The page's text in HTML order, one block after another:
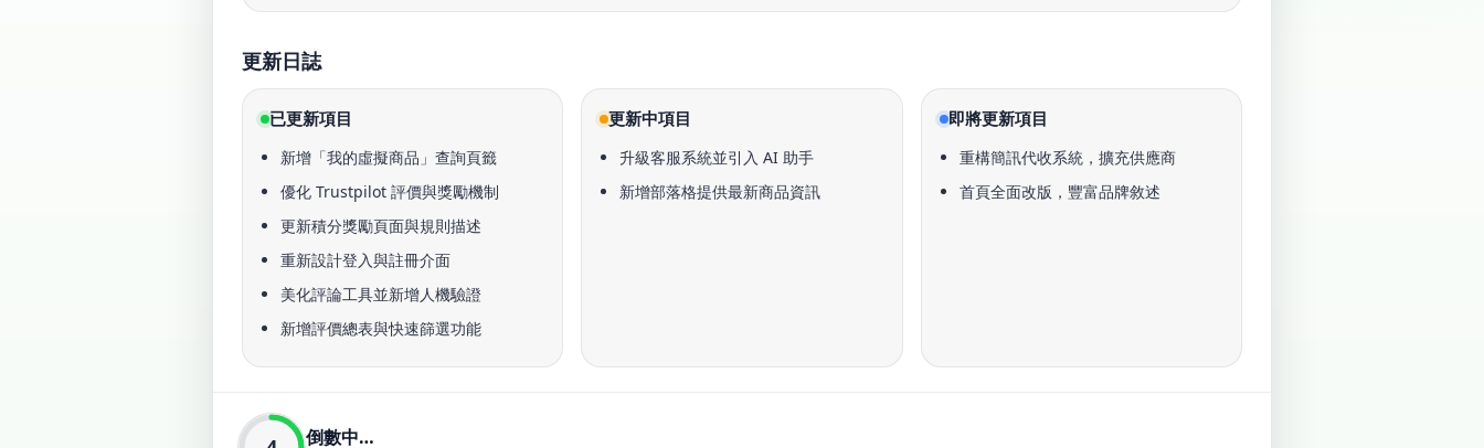
更新日誌
已更新項目
新增「我的虛擬商品」查詢頁籤
優化 Trustpilot 評價與獎勵機制
更新積分獎勵頁面與規則描述
重新設計登入與註冊介面
美化評論工具並新增人機驗證
新增評價總表與快速篩選功能
更新中項目
升級客服系統並引入 AI 助手
新增部落格提供最新商品資訊
即將更新項目
重構簡訊代收系統，擴充供應商
首頁全面改版，豐富品牌敘述
倒數中…